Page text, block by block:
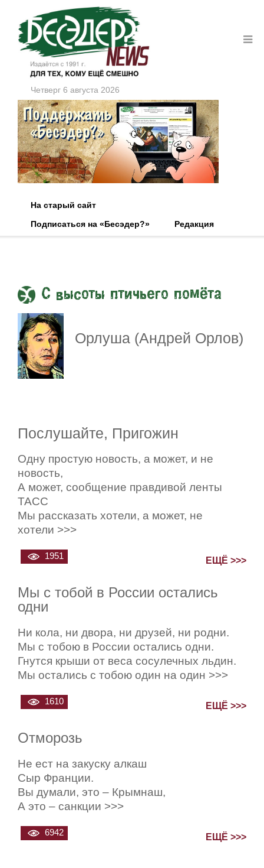
Четверг 6 августа 2026
На старый сайт
Подписаться на «Бесэдер?»
Редакция
С высоты птичьего помёта
Орлуша (Андрей Орлов)
Послушайте, Пригожин
Одну простую новость, а может, и не
новость,
А может, сообщение правдивой ленты
ТАСС
Мы рассказать хотели, а может, не
хотели >>>
1951 ЕЩЁ >>>
Мы с тобой в России остались
одни
Ни кола, ни двора, ни друзей, ни родни.
Мы с тобою в России остались одни.
Гнутся крыши от веса сосулечных льдин.
Мы остались с тобою один на один >>>
1610 ЕЩЁ >>>
Отморозь
Не ест на закуску алкаш
Сыр Франции.
Вы думали, это – Крымнаш,
А это – санкции >>>
6942 ЕЩЁ >>>